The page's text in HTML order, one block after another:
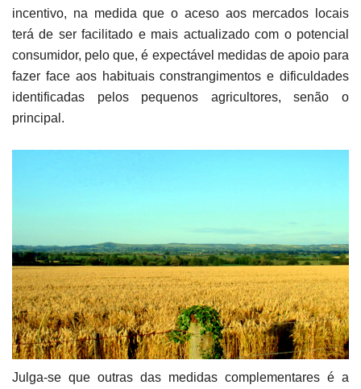
incentivo, na medida que o aceso aos mercados locais
terá de ser facilitado e mais actualizado com o potencial
consumidor, pelo que, é expectável medidas de apoio para
fazer face aos habituais constrangimentos e dificuldades
identificadas pelos pequenos agricultores, senão o
principal.
Julga-se que outras das medidas complementares é a